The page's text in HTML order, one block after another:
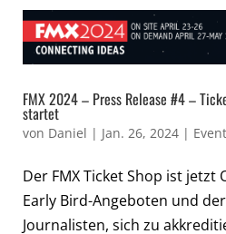
FMX 2024 – Press Release #4 –
startet
von Daniel | Jan. 26, 2024 |
Der FMX Ticket Shop ist
Early Bird-Angeboten und
Journalisten, sich zu